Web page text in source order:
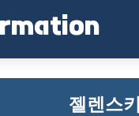
젤렌스